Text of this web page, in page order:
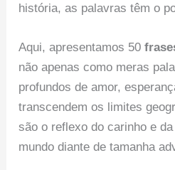
história, as palavras têm o
Aqui, apresentamos 50
não apenas como meras
profundos de amor,
transcendem os limites
são o reflexo do carinho e
mundo diante de tamanha